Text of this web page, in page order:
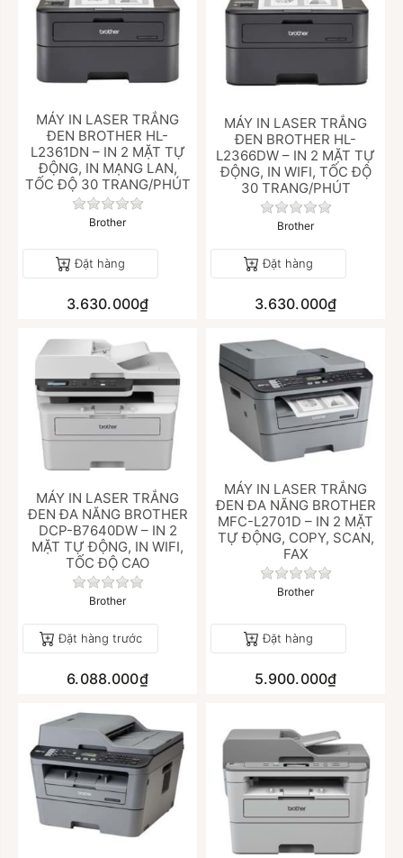
MÁY IN LASER TRẮNG
ĐEN BROTHER HL-
L2361DN – IN 2 MẶT TỰ
ĐỘNG, IN MẠNG LAN,
TỐC ĐỘ 30 TRANG/PHÚT
Chưa có đánh giá nào cho sản phẩm này.
Brother
Đặt hàng
3.630.000₫
MÁY IN LASER TRẮNG
ĐEN BROTHER HL-
L2366DW – IN 2 MẶT TỰ
ĐỘNG, IN WIFI, TỐC ĐỘ
30 TRANG/PHÚT
Chưa có đánh
Brother
Đặt hàng
3.630.000₫
MÁY IN LASER TRẮNG
ĐEN ĐA NĂNG BROTHER
DCP-B7640DW – IN 2
MẶT TỰ ĐỘNG, IN WIFI,
TỐC ĐỘ CAO
Chưa có đánh giá nào cho sản phẩm này.
Brother
Đặt hàng trước
6.088.000₫
MÁY IN LASER TRẮNG
ĐEN ĐA NĂNG BROTHER
MFC-L2701D – IN 2 MẶT
TỰ ĐỘNG, COPY, SCAN,
FAX
Chưa có đánh
Brother
Đặt hàng
5.900.000₫